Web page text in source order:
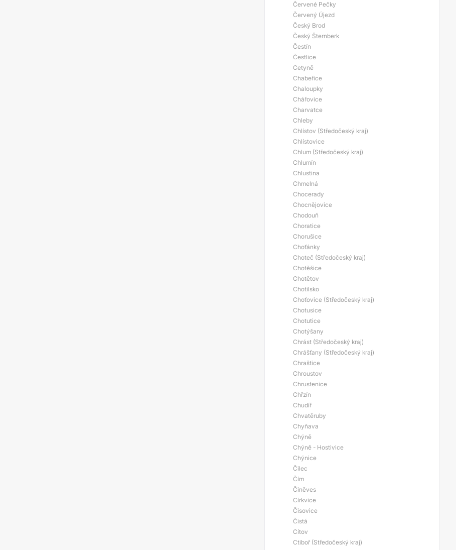
Červené Pečky
Červený Újezd
Český Brod
Český Šternberk
Čestín
Čestlice
Cetyně
Chabeřice
Chaloupky
Chářovice
Charvatce
Chleby
Chlístov (Středočeský kraj)
Chlístovice
Chlum (Středočeský kraj)
Chlumín
Chlustina
Chmelná
Chocerady
Chocnějovice
Chodouň
Choratice
Chorušice
Choťánky
Choteč (Středočeský kraj)
Chotěšice
Chotětov
Chotilsko
Choťovice (Středočeský kraj)
Chotusice
Chotutice
Chotýšany
Chrást (Středočeský kraj)
Chrášťany (Středočeský kraj)
Chraštice
Chroustov
Chrustenice
Chřzín
Chudíř
Chvatěruby
Chyňava
Chýně
Chýně - Hostivice
Chýnice
Čilec
Čím
Činěves
Církvice
Čisovice
Čistá
Cítov
Ctiboř (Středočeský kraj)